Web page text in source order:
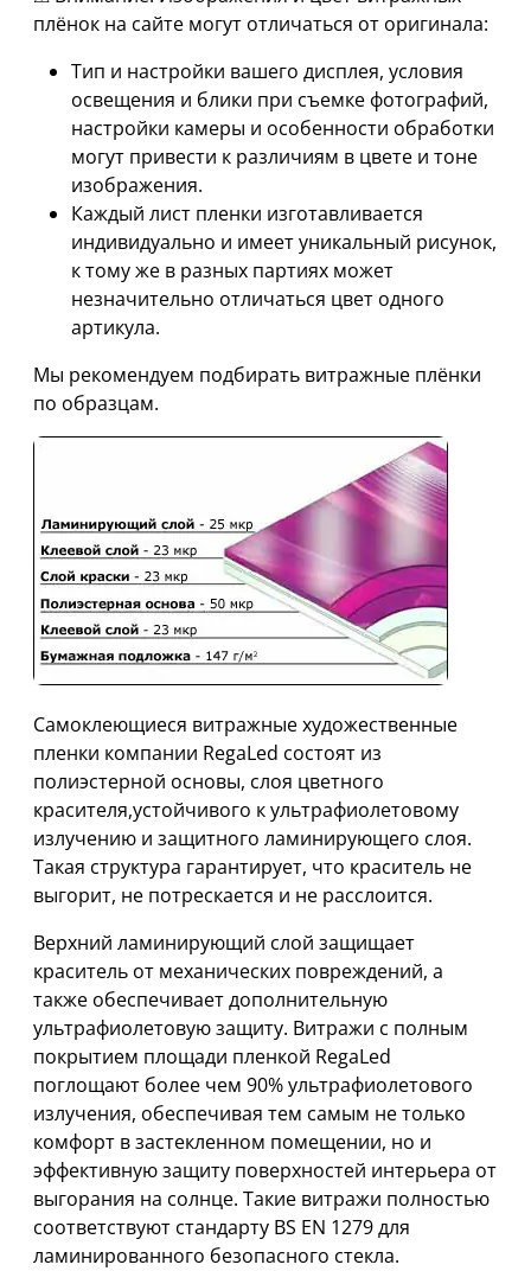
плёнок на сайте могут отличаться от оригинала:
Тип и настройки вашего дисплея, условия
освещения и блики при съемке фотографий,
настройки камеры и особенности обработки
могут привести к различиям в цвете и тоне
изображения.
Каждый лист пленки изготавливается
индивидуально и имеет уникальный рисунок,
к тому же в разных партиях может
незначительно отличаться цвет одного
артикула.
Мы рекомендуем подбирать витражные плёнки
по образцам.
Cамоклеющиеся витражные художественные
пленки компании RegaLed состоят из
полиэстерной основы, слоя цветного
красителя,устойчивого к ультрафиолетовому
излучению и защитного ламинирующего слоя.
Такая структура гарантирует, что краситель не
выгорит, не потрескается и не расслоится.
Верхний ламинирующий слой защищает
краситель от механических повреждений, а
также обеспечивает дополнительную
ультрафиолетовую защиту. Витражи с полным
покрытием площади пленкой RegaLed
поглощают более чем 90% ультрафиолетового
излучения, обеспечивая тем самым не только
комфорт в застекленном помещении, но и
эффективную защиту поверхностей интерьера от
выгорания на солнце. Такие витражи полностью
соответствуют стандарту BS EN 1279 для
ламинированного безопасного стекла.